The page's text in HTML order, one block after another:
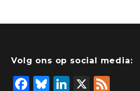
Volg ons op social media:
F
Bl
Li X